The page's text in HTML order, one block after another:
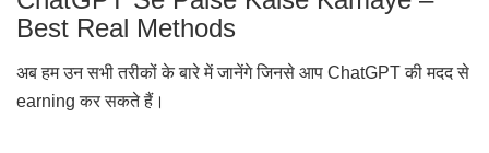
Best Real Methods
अब हम उन सभी तरीकों के बारे में जानेंगे जिनसे आप ChatGPT की मदद से
earning कर सकते हैं।